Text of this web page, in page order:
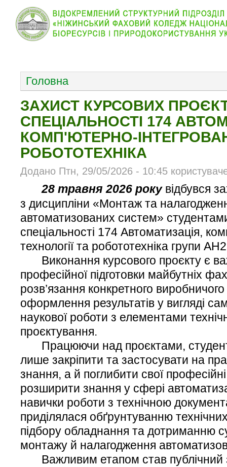
Головна
ЗАХИСТ КУРСОВИХ
СПЕЦІАЛЬНОСТІ 174
КОМП'ЮТЕРНО-
РОБОТОТЕХНІКА
Додано Птн, 29/05/2026 - 10:45
28 травня 2026 року відбувся
з дисципліни «Монтаж та
автоматизованих систем»
спеціальності 174 Автоматизація,
технології та робототехніка групи
Виконання курсового проєкту є
професійної підготовки майбутніх
розв’язання конкретного
оформлення результатів у вигляді
наукової роботи з елементами
проєктування.
Працюючи над проєктами,
лише закріпити та застосувати на
знання, а й поглибити свої
розширити знання у сфері
навички роботи з технічною
приділялася обґрунтуванню
підбору обладнання та дотриманню
монтажу й налагодження
Важливим етапом став публічний